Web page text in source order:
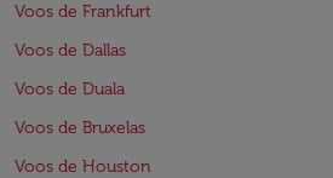
Voos de Frankfurt
Voos de Dallas
Voos de Duala
Voos de Bruxelas
Voos de Houston